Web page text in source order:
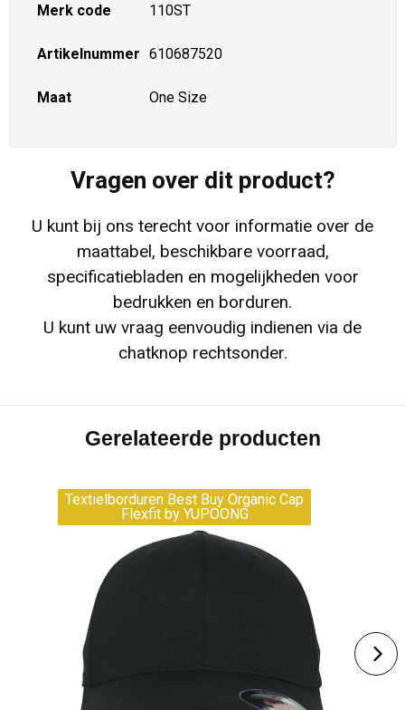
Merk code 110ST
Artikelnummer 610687520
Maat One Size
Vragen over dit product?
U kunt bij ons terecht voor informatie over de
maattabel, beschikbare voorraad,
specificatiebladen en mogelijkheden voor
bedrukken en borduren.
U kunt uw vraag eenvoudig indienen via de
chatknop rechtsonder.
Gerelateerde producten
Textielborduren Best Buy Organic Cap
Flexfit by YUPOONG